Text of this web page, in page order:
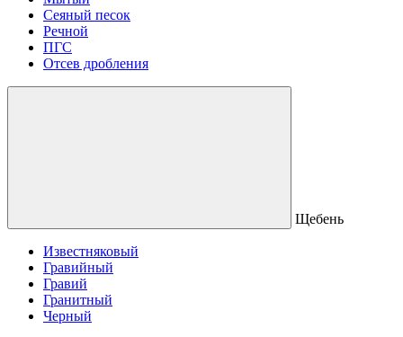
Сеяный песок
Речной
ПГС
Отсев дробления
Щебень
Известняковый
Гравийный
Гравий
Гранитный
Черный